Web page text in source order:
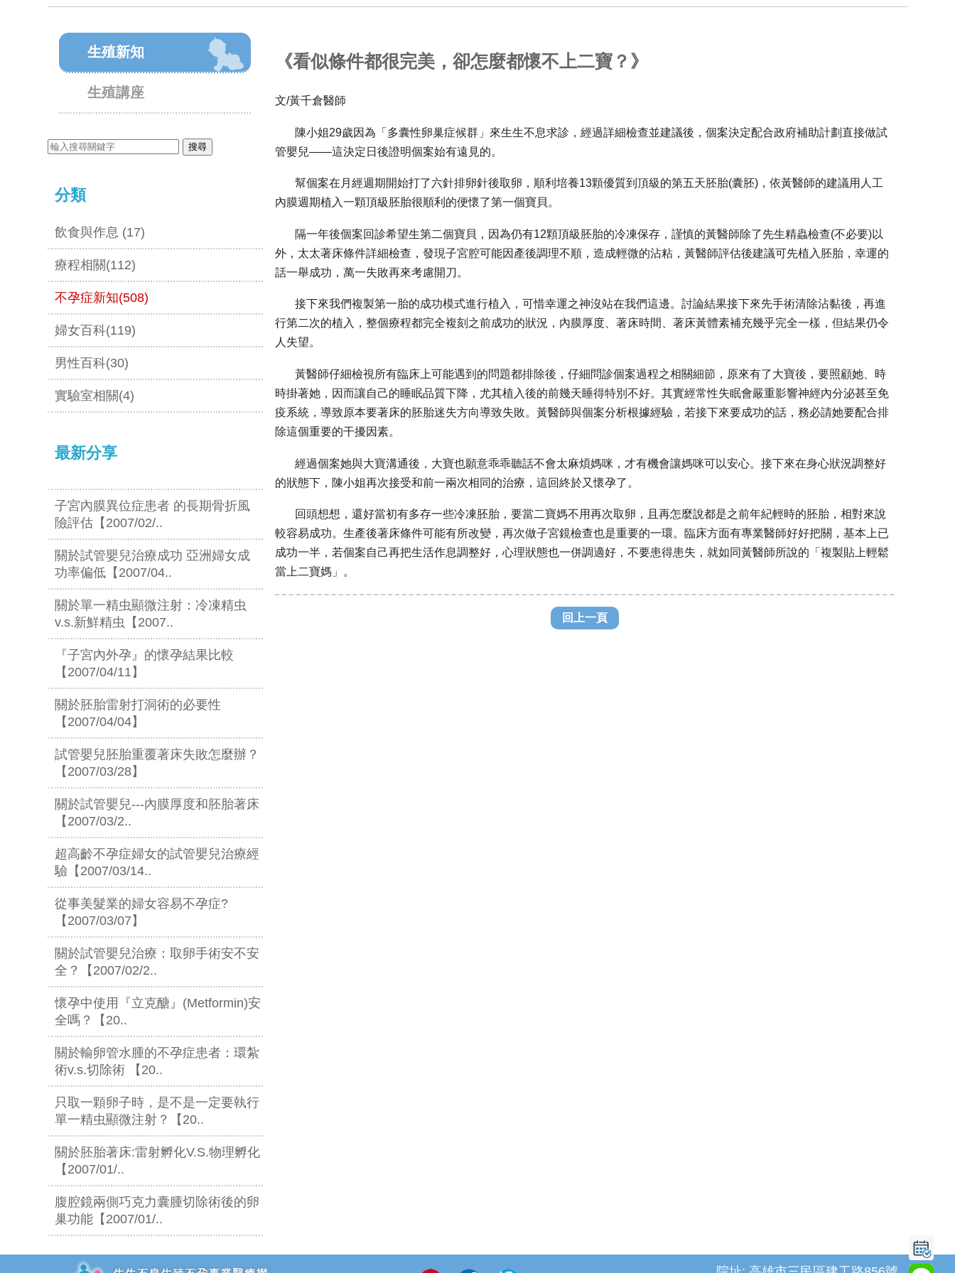
生殖新知
生殖講座
分類
飲食與作息 (17)
療程相關(112)
不孕症新知(508)
婦女百科(119)
男性百科(30)
實驗室相關(4)
最新分享
子宮內膜異位症患者 的長期骨折風
險評估【2007/02/..
關於試管嬰兒治療成功 亞洲婦女成
功率偏低【2007/04..
關於單一精虫顯微注射：冷凍精虫
v.s.新鮮精虫【2007..
『子宮內外孕』的懷孕結果比較
【2007/04/11】
關於胚胎雷射打洞術的必要性
【2007/04/04】
試管嬰兒胚胎重覆著床失敗怎麼辦？
【2007/03/28】
關於試管嬰兒---內膜厚度和胚胎著床
【2007/03/2..
超高齡不孕症婦女的試管嬰兒治療經
驗【2007/03/14..
從事美髮業的婦女容易不孕症?
【2007/03/07】
關於試管嬰兒治療：取卵手術安不安
全？【2007/02/2..
懷孕中使用『立克醣』(Metformin)安
全嗎？【20..
關於輸卵管水腫的不孕症患者：環紮
術v.s.切除術 【20..
只取一顆卵子時，是不是一定要執行
單一精虫顯微注射？【20..
關於胚胎著床:雷射孵化V.S.物理孵化
【2007/01/..
腹腔鏡兩側巧克力囊腫切除術後的卵
巢功能【2007/01/..
《看似條件都很完美，卻怎麼都懷不上二寶？》
文/黃千倉醫師
陳小姐29歲因為「多囊性卵巢症候群」來生生不息求診，經過詳細檢查並建議後，個案決定配合政府補助計劃直接做試
管嬰兒——這決定日後證明個案始有遠見的。
幫個案在月經週期開始打了六針排卵針後取卵， 順利培養13顆優質到頂級的第五天胚胎(囊胚)，依黃醫師的建議用人工
內膜週期植入一顆頂級胚胎很順利的便懷了第一個寶貝。
隔一年後個案回診希望生第二個寶貝， 因為仍有12顆頂級胚胎的冷凍保存，謹慎的黃醫師除了先生精蟲檢查(不必要)以
外， 太太著床條件詳細檢查，發現子宮腔可能因產後調理不順，造成輕微的沾粘，黃醫師評估後建議可先植入胚胎，幸運的
話一舉成功，萬一失敗再來考慮開刀。
接下來我們複製第一胎的成功模式進行植入，可惜幸運之神沒站在我們這邊。討論結果接下來先手術清除沾黏後，再進
行第二次的植入，整個療程都完全複刻之前成功的狀況， 內膜厚度、著床時間、著床黃體素補充幾乎完全一樣，但結果仍令
人失望。
黃醫師仔細檢視所有臨床上可能遇到的問題都排除後，仔細問診個案過程之相關細節，原來有了大寶後，要照顧她、 時
時掛著她，因而讓自己的睡眠品質下降， 尤其植入後的前幾天睡得特別不好。其實經常性失眠會嚴重影響神經內分泌甚至免
疫系統，導致原本要著床的胚胎迷失方向導致失敗。黃醫師與個案分析根據經驗，若接下來要成功的話，務必請她要配合排
除這個重要的干擾因素。
經過個案她與大寶溝通後，大寶也願意乖乖聽話不會太麻煩媽咪， 才有機會讓媽咪可以安心。接下來在身心狀況調整好
的狀態下， 陳小姐再次接受和前一兩次相同的治療，這回終於又懷孕了。
回頭想想，還好當初有多存一些冷凍胚胎，要當二寶媽不用再次取卵，且再怎麼說都是之前年紀輕時的胚胎，相對來說
較容易成功。生產後著床條件可能有所改變，再次做子宮鏡檢查也是重要的一環。臨床方面有專業醫師好好把關，基本上已
成功一半，若個案自己再把生活作息調整好，心理狀態也一併調適好，不要患得患失，就如同黃醫師所說的「複製貼上輕鬆
當上二寶媽」。
回上一頁